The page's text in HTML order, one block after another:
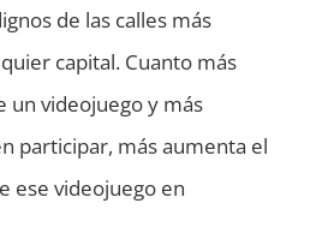
de las calles más
capital. Cuanto más
un videojuego y más
participar, más aumenta el
ese videojuego en